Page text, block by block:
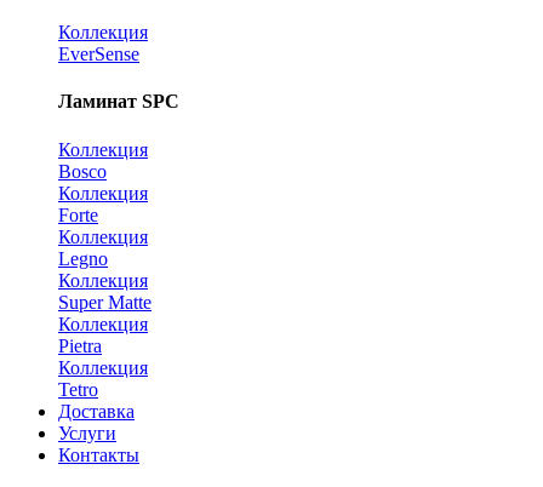
Коллекция
EverSense
Ламинат SPC
Коллекция
Bosco
Коллекция
Forte
Коллекция
Legno
Коллекция
Super Matte
Коллекция
Pietra
Коллекция
Tetro
Доставка
Услуги
Контакты